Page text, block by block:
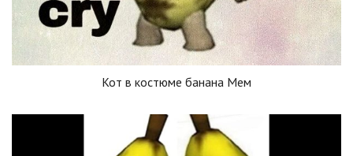
Кот в костюме банана Мем